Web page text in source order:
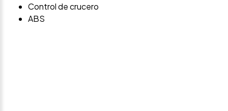
Control de crucero
ABS